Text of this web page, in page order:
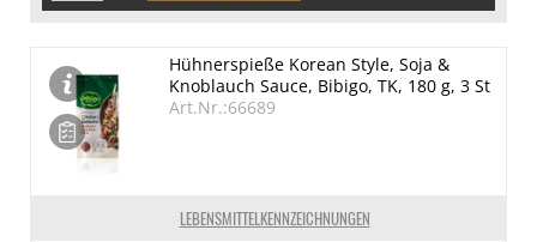
LEBENSMITTELKENNZEICHNUNGEN
Hühnerspieße Korean Style, Soja &
Knoblauch Sauce, Bibigo, TK, 180 g, 3 St
Art.Nr.:66689